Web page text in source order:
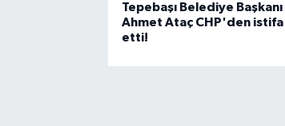
Tepebaşı Belediye Başkanı
Ahmet Ataç CHP'den istifa
etti!